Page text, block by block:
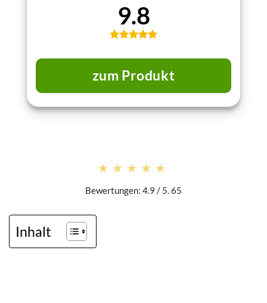
9.8
zum Produkt
★★★★★
★★★★★
Bewertungen: 4.9 / 5. 65
Inhalt